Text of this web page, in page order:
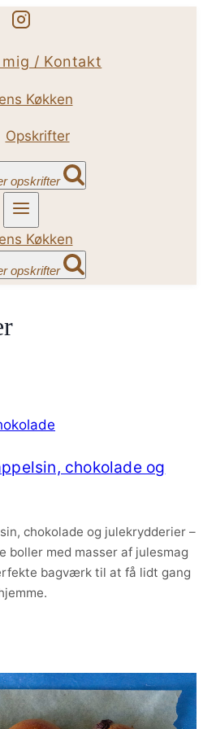
mig / Kontakt
Opskrifter
opskrifter
opskrifter
chokolade og
chokolade og julekrydderier –
med masser af julesmag
bagværk til at få lidt gang